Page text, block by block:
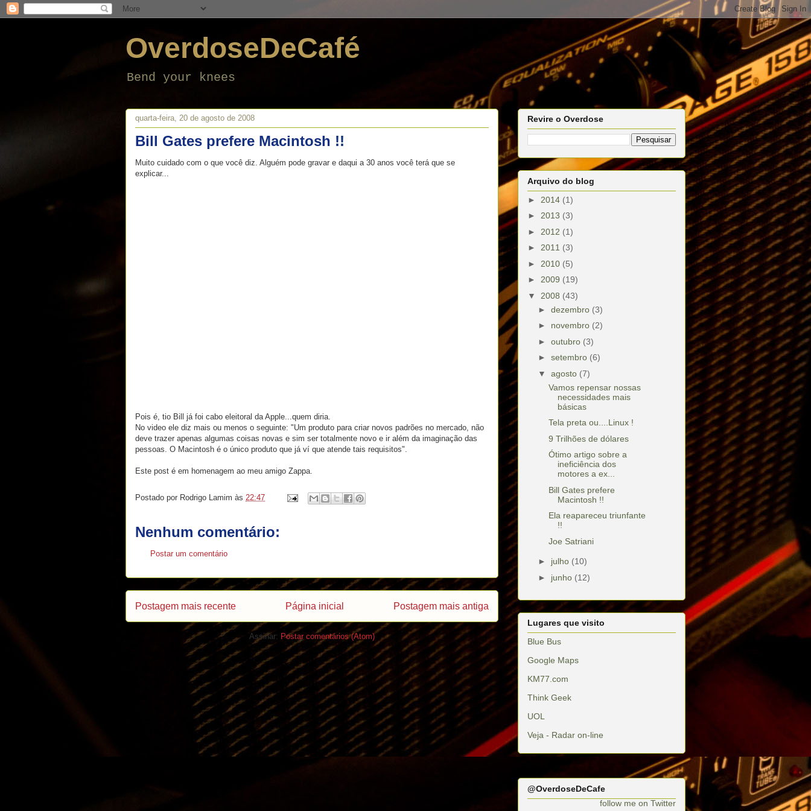
OverdoseDeCafé
Bend your knees
quarta-feira, 20 de agosto de 2008
Bill Gates prefere Macintosh !!
Muito cuidado com o que você diz. Alguém pode gravar e daqui a 30 anos você terá que se
explicar...
Pois é, tio Bill já foi cabo eleitoral da Apple...quem diria.
No video ele diz mais ou menos o seguinte: "Um produto para criar novos padrões no mercado, não
deve trazer apenas algumas coisas novas e sim ser totalmente novo e ir além da imaginação das
pessoas. O Macintosh é o único produto que já ví que atende tais requisitos".
Este post é em homenagem ao meu amigo Zappa.
Postado por Rodrigo Lamim às 22:47
Nenhum comentário:
Postar um comentário
Postagem mais recente Postagem mais antiga
Página inicial
Assinar: Postar comentários (Atom)
Revire o Overdose
Arquivo do blog
► 2014 (1)
► 2013 (3)
► 2012 (1)
► 2011 (3)
► 2010 (5)
► 2009 (19)
▼ 2008 (43)
► dezembro (3)
► novembro (2)
► outubro (3)
► setembro (6)
▼ agosto (7)
Vamos repensar nossas
necessidades mais
básicas
Tela preta ou....Linux !
9 Trilhões de dólares
Ótimo artigo sobre a
ineficiência dos
motores a ex...
Bill Gates prefere
Macintosh !!
Ela reapareceu triunfante
!!
Joe Satriani
► julho (10)
► junho (12)
Lugares que visito
Blue Bus
Google Maps
KM77.com
Think Geek
UOL
Veja - Radar on-line
@OverdoseDeCafe
follow me on Twitter